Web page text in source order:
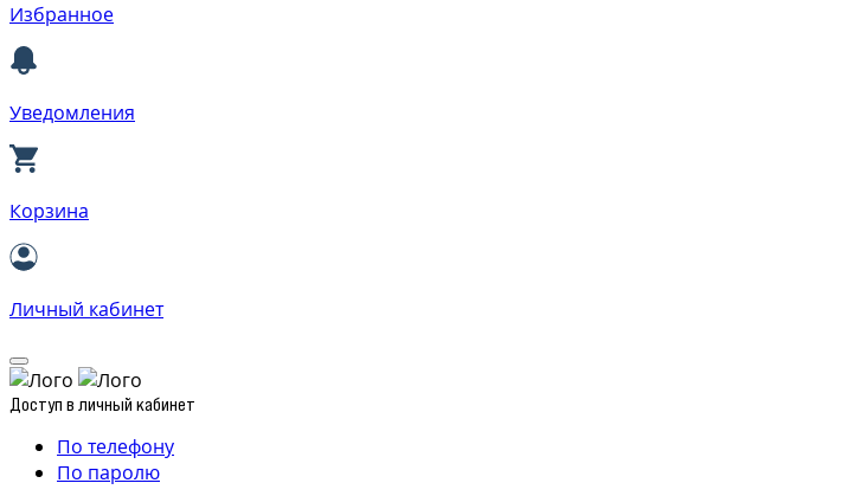
Избранное
Уведомления
Корзина
Личный кабинет
Доступ в личный кабинет
По телефону
По паролю